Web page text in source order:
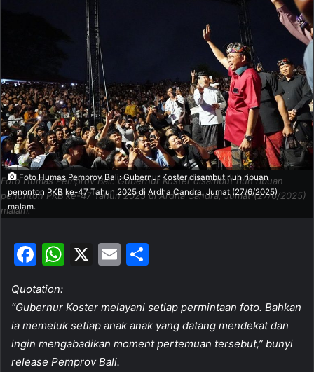
a
i
l
Foto Humas Pemprov Bali: Gubernur Koster disambut riuh ribuan
penonton PKB ke-47 Tahun 2025 di Ardha Candra, Jumat (27/6/2025)
malam.
Foto Humas Pemprov Bali: Gubernur Koster disambut riuh ribuan
penonton PKB ke-47 Tahun 2025 di Ardha Candra, Jumat (27/6/2025)
malam.
F
c
e
b
o
W
at
s
A
p
X
E
ai
l
ar
e
Quotation:
“Gubernur Koster melayani setiap permintaan foto. Bahkan
ia memeluk setiap anak anak yang datang mendekat dan
ingin mengabadikan moment pertemuan tersebut,” bunyi
release Pemprov Bali.